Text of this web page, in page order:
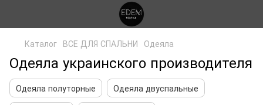
Каталог ВСЕ ДЛЯ СПАЛЬНИ Одеяла
Одеяла украинского производителя
Одеяла полуторные
Одеяла двуспальные